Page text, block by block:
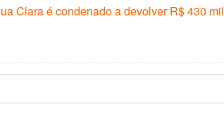
Clara é condenado a devolver R$ 430 mil